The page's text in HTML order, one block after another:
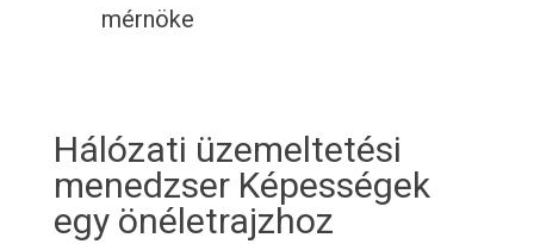
mérnöke
Hálózati üzemeltetési
menedzser Képességek
egy önéletrajzhoz